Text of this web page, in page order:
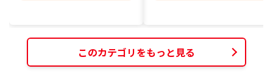
このカテゴリをもっと見る